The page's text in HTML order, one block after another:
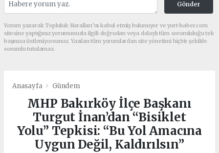
Gönder
Yorum yazarak Topluluk Kuralları’nı kabul etmiş bulunuyor ve yurt-haber.com
sitesine yaptığınız yorumunuzla ilgili doğrudan veya dolaylı tüm sorumluluğu tek
başınıza üstleniyorsunuz. Yazılan tüm yorumlardan site yönetimi hiçbir şekilde
sorumlu tutulamaz.
Anasayfa Gündem
MHP Bakırköy İlçe Başkanı
Turgut İnan’dan “Bisiklet
Yolu” Tepkisi: “Bu Yol Amacına
Uygun Değil, Kaldırılsın”